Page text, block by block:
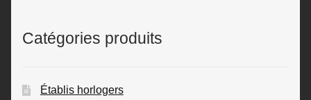
Catégories produits
Établis horlogers